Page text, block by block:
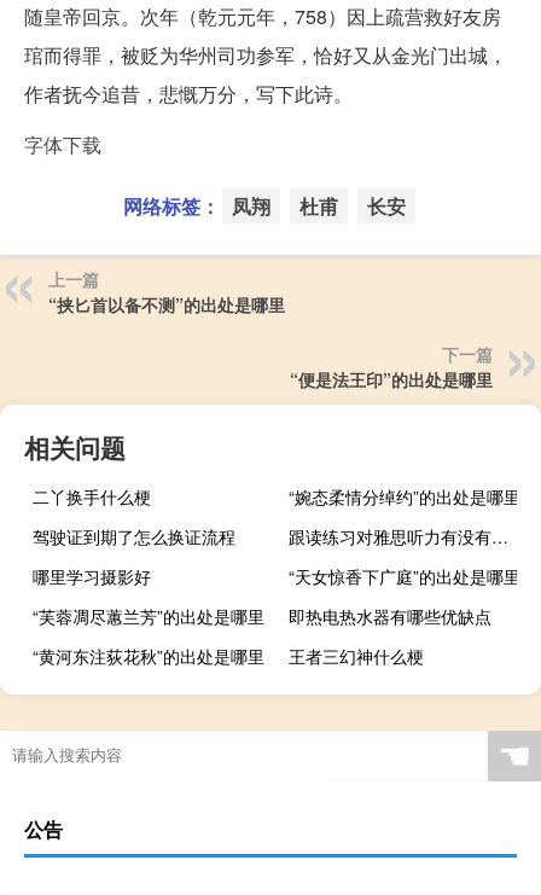
随皇帝回京。次年（乾元元年，758）因上疏营救好友房
琯而得罪，被贬为华州司功参军，恰好又从金光门出城，
作者抚今追昔，悲慨万分，写下此诗。
字体下载
网络标签： 凤翔 杜甫 长安
上一篇
“挟匕首以备不测”的出处是哪里
下一篇
“便是法王印”的出处是哪里
相关问题
二丫换手什么梗
“婉态柔情分绰约”的出处是哪里
驾驶证到期了怎么换证流程
跟读练习对雅思听力有没有帮助
哪里学习摄影好
“天女惊香下广庭”的出处是哪里
“芙蓉凋尽蕙兰芳”的出处是哪里
即热电热水器有哪些优缺点
“黄河东注荻花秋”的出处是哪里
王者三幻神什么梗
☚
公告